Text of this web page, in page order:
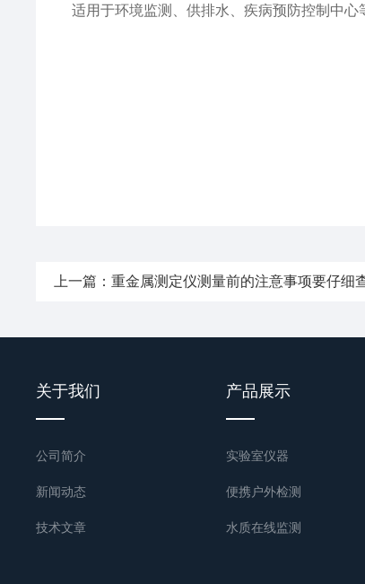
适用于环境监测、供排水、疾病预防控制中
上一篇： 重金属测定仪测量前的注意事项要仔细
关于我们
公司简介
新闻动态
技术文章
产品展示
实验室仪器
便携户外检测
水质在线监测